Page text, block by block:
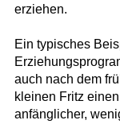
erziehen.
Ein typisches
auch nach dem
kleinen Fritz
anfänglicher,